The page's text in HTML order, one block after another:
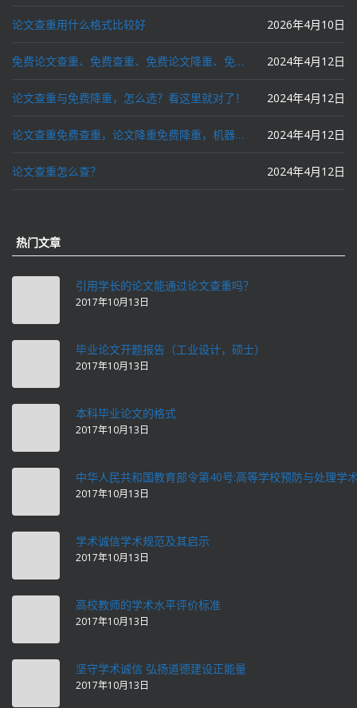
论文查重用什么格式比较好 2026年4月10日
免费论文查重、免费查重、免费论文降重、免费降重、智能降重、一键降重、降低AIGC写作率、AI写论文，这些名词你了解吗？ 2024年4月12日
论文查重与免费降重，怎么选？看这里就对了！ 2024年4月12日
论文查重免费查重，论文降重免费降重，机器降重，人工降重，降低AIGC写作率，ai写论文，都要选论文狗和paperdog以及文思慧达！ 2024年4月12日
论文查重怎么查？ 2024年4月12日
热门文章
引用学长的论文能通过论文查重吗？
2017年10月13日
毕业论文开题报告（工业设计，硕士）
2017年10月13日
本科毕业论文的格式
2017年10月13日
中华人民共和国教育部令第40号:高等学校预防与处理学
2017年10月13日
学术诚信学术规范及其启示
2017年10月13日
高校教师的学术水平评价标准
2017年10月13日
坚守学术诚信 弘扬道德建设正能量
2017年10月13日